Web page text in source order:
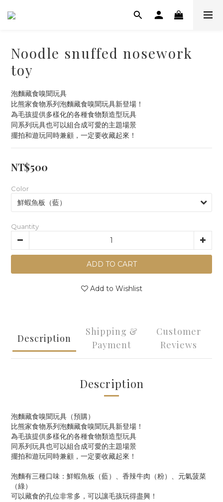
Noodle snuffed nosework
toy
泡麵藏食嗅聞玩具
比熊家食物系列泡麵藏食嗅聞玩具新登場！
為毛孩提供多樣化的各種食物類造型玩具
同系列玩具也可以組合成可愛的主題場景
擺拍和遊玩同時兼顧，一定要收藏起來！
NT$500
Color
Quantity
ADD TO CART
Add to Wishlist
Description
Shipping &
Payment
Customer
Reviews
Description
泡麵藏食嗅聞玩具（預購）
比熊家食物系列泡麵藏食嗅聞玩具新登場！
為毛孩提供多樣化的各種食物類造型玩具
同系列玩具也可以組合成可愛的主題場景
擺拍和遊玩同時兼顧，一定要收藏起來！
泡麵有三種口味：鮮蝦魚板（藍）、香辣牛肉（粉）、元氣菠菜
（綠）
可以藏食的孔位非常多，可以讓毛孩玩得盡興！